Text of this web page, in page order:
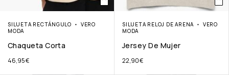
SILUETA RECTÁNGULO
VERO
MODA
Chaqueta Corta
46,95€
SILUETA RELOJ DE ARENA
VERO
MODA
Jersey De Mujer
22,90€